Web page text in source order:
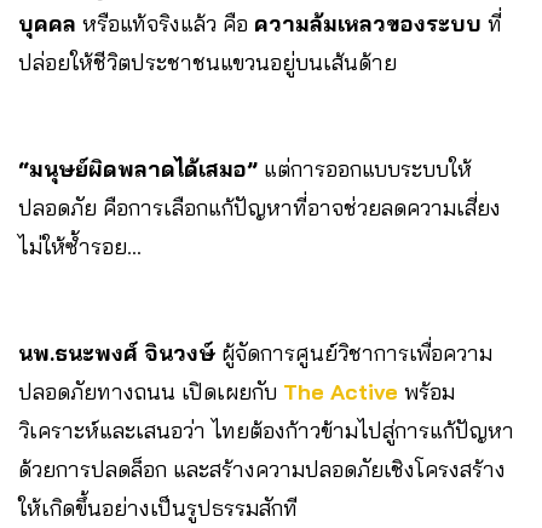
บุคคล หรือแท้จริงแล้ว คือ ความล้มเหลวของระบบ ที่
ปล่อยให้ชีวิตประชาชนแขวนอยู่บนเส้นด้าย
“มนุษย์ผิดพลาดได้เสมอ” แต่การออกแบบระบบให้
ปลอดภัย คือการเลือกแก้ปัญหาที่อาจช่วยลดความเสี่ยง
ไม่ให้ซ้ำรอย…
นพ.ธนะพงศ์ จินวงษ์ ผู้จัดการศูนย์วิชาการเพื่อความ
ปลอดภัยทางถนน เปิดเผยกับ The Active พร้อม
วิเคราะห์และเสนอว่า ไทยต้องก้าวข้ามไปสู่การแก้ปัญหา
ด้วยการปลดล็อก และสร้างความปลอดภัยเชิงโครงสร้าง
ให้เกิดขึ้นอย่างเป็นรูปธรรมสักที